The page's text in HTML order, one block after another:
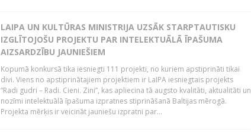
LAIPA UN KULTŪRAS MINISTRIJA UZSĀK STARPTAUTISKU
IZGLĪTOJOŠU PROJEKTU PAR INTELEKTUĀLĀ ĪPAŠUMA
AIZSARDZĪBU JAUNIEŠIEM
Kopumā konkursā tika iesniegti 111 projekti, no kuriem apstiprināti tikai
divi. Viens no apstiprinātajiem projektiem ir LaIPA iesniegtais projekts
“Radi gudri – Radi. Cieni. Zini”, kas apliecina tā augsto kvalitāti, aktualitāti un
nozīmi intelektuālā īpašuma izpratnes stiprināšanā Baltijas mērogā.
Projekta mērķis ir veicināt jauniešu izpratni par...